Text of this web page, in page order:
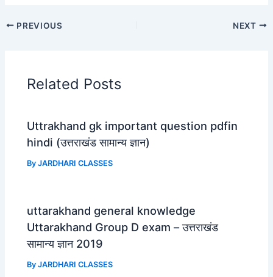
c a
A
p
r
m
PREVIOUS NEXT
Related Posts
Uttrakhand gk important question pdfin
hindi (उत्तराखंड सामान्य ज्ञान)
ByJARDHARI CLASSES
uttarakhand general knowledge
Uttarakhand Group D exam – उत्तराखंड
सामान्य ज्ञान 2019
ByJARDHARI CLASSES